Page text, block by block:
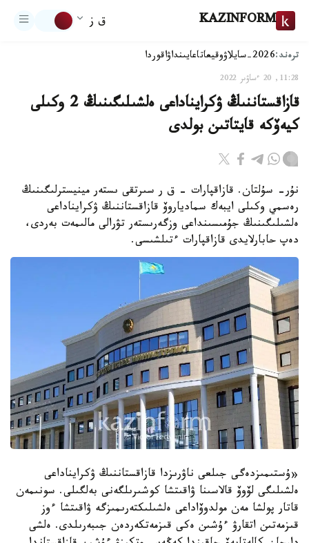
KAZINFORM ق ز
ترەند:2026-سايلاۋ وقيعاتاعايىنداۋاقوردا
11:28, 20 ءساۋىر 2022
قازاقستاننىڭ ۋكرايناداعى ەلشىلىگىنىڭ 2 وكىلى
كيەۆكە قايتاتىن بولدى
نۇر- سۇلتان. قازاقپارات - ق ر سىرتقى ىستەر مينيسترلىگىنىڭ
رەسمي وكىلى ايبەك سمادياروۆ قازاقستاننىڭ ۋكرايناداعى
ەلشىلىگىنىڭ جۇمىسىنداعى وزگەرىستەر تۋرالى مالىمەت بەردى،
دەپ حابارلايدى قازاقپارات ءتىلشىسى.
«ۇستىمىزدەگى جىلعى ناۋرىزدا قازاقستاننىڭ ۋكرايناداعى
ەلشىلىگى لۆوۆ قالاسىنا ۋاقىتشا كوشىرىلگەنى بەلگىلى. سونىمەن
قاتار پولشا مەن مولدوۆاداعى ەلشىلىكتەرىمىزگە ۋاقىتشا ءوز
قىزمەتىن اتقارۋ ءۇشىن ەكى قىزمەتكەردەن جىبەرىلدى. ەلشى